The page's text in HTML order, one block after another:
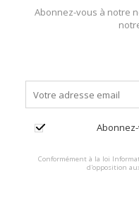
Abonnez-vous à notre
Conformément à la loi
d'opposition